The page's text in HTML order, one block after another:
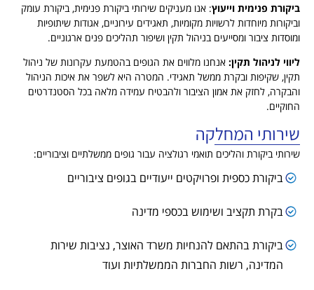
ביקורת פנימית וייעוץ: אנו מעניקים שירותי ביקורת פנימית, ביקורת עומק
וביקורות מיוחדות לרשויות מקומיות, תאגידים עירוניים, אגודות שיתופיות
ומוסדות ציבור ומסייעים בניהול תקין ושיפור תהליכים פנים ארגוניים.
ליווי לניהול תקין: אנחנו מלווים את הגופים בהטמעת עקרונות של ניהול
תקין, שקיפות ובקרת ממשל תאגידי. המטרה היא לשפר את איכות הניהול
והבקרה, לחזק את אמון הציבור ולהבטיח עמידה מלאה בכל הסטנדרטים
החוקיים.
שירותי המחלקה
שירותי ביקורת והליכים תואמי רגולציה עבור גופים ממשלתיים וציבוריים:
ביקורת כספית ופרויקטים ייעודיים בגופים ציבוריים
בקרת תקציב ושימוש בכספי מדינה
ביקורת בהתאם להנחיות משרד האוצר, נציבות שירות
המדינה, רשות החברות הממשלתיות ועוד